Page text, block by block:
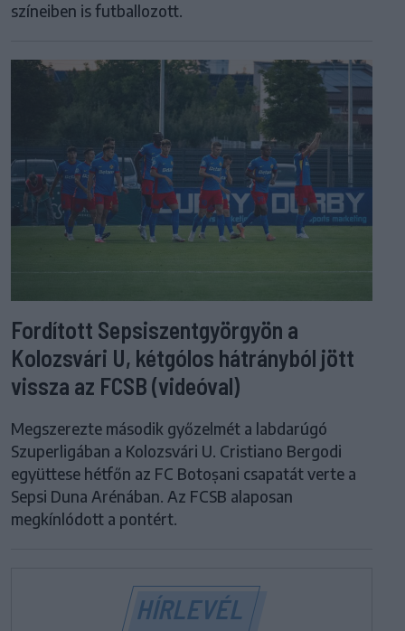
színeiben is futballozott.
Fordított Sepsiszentgyörgyön a
Kolozsvári U, kétgólos hátrányból jött
vissza az FCSB (videóval)
Megszerezte második győzelmét a labdarúgó
Szuperligában a Kolozsvári U. Cristiano Bergodi
együttese hétfőn az FC Botoșani csapatát verte a
Sepsi Duna Arénában. Az FCSB alaposan
megkínlódott a pontért.
HÍRLEVÉL